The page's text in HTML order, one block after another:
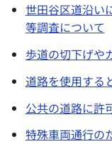
世田谷区道沿い
等調査について
歩道の切下げや
道路を使用する
公共の道路に許
特殊車両通行の